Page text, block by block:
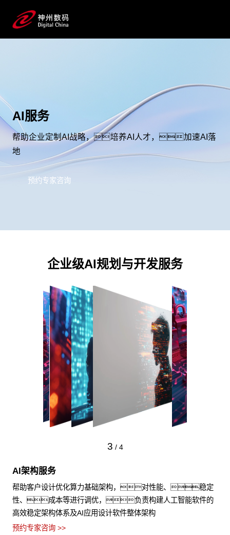
AI服务
帮助企业定制AI战略，培养AI人才，加速AI落
地
预约专家咨询
企业级AI规划与开发服务
3 / 4
AI架构服务
帮助客户设计优化算力基础架构，对性能、稳定
性、成本等进行调优，负责构建人工智能软件的
高效稳定架构体系及AI应用设计软件整体架构
预约专家咨询 >>